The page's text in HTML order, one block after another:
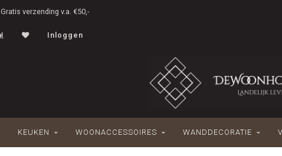
Gratis verzending v.a. €50,-
Inloggen
KEUKEN WOONACCESSOIRES WANDDECORATIE